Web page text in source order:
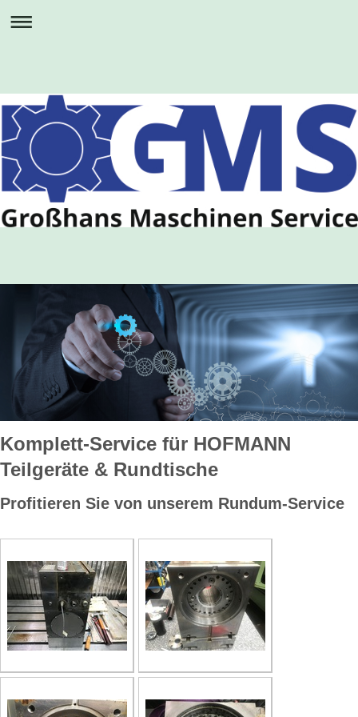
Komplett-Service für HOFMANN
Teilgeräte & Rundtische
Profitieren Sie von unserem Rundum-Service